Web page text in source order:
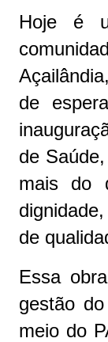
Hoje é
de
de
mais do
de
Essa
gestão
meio do